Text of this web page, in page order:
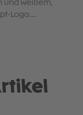
und weißem,
Logo.…